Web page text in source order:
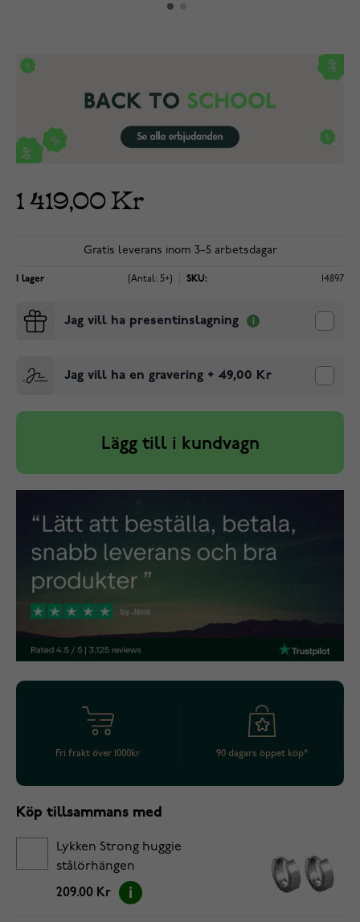
1 419,00 Kr
Gratis leverans inom 3–5 arbetsdagar
I lager (Antal: 5+) SKU: 14897
Jag vill ha presentinslagning
Jag vill ha en gravering + 49,00 Kr
Lägg till i kundvagn
Fri frakt över 1000kr 90 dagars öppet köp*
Köp tillsammans med
Lykken Strong huggie
stålörhängen
209.00 Kr